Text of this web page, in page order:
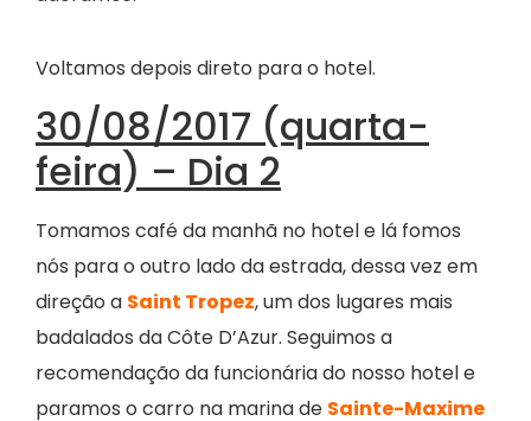
Voltamos depois direto para o hotel.
30/08/2017 (quarta-
feira) – Dia 2
Tomamos café da manhã no hotel e lá fomos
nós para o outro lado da estrada, dessa vez em
direção a Saint Tropez, um dos lugares mais
badalados da Côte D’Azur. Seguimos a
recomendação da funcionária do nosso hotel e
paramos o carro na marina de Sainte-Maxime